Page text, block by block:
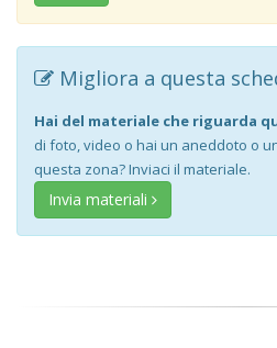
Migliora a questa
Hai del materiale che riguarda
di foto, video o hai un aneddoto o
questa zona? Inviaci il materiale.
Invia materiali